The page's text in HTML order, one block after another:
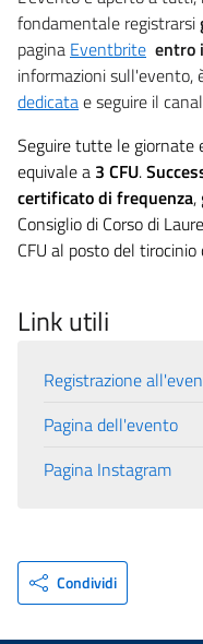
fondamentale registrarsi
pagina Eventbrite entro
informazioni sull'evento,
dedicatae seguire il
Seguire tutte le giornate
equivale a 3 CFU.
certificato di frequenza,
Consiglio di Corso di
CFU al posto del
Link utili
Registrazione
Pagina dell'evento
Pagina Instagram
Condividi